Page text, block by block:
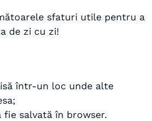
sfaturi utile pentru a
de zi cu zi!
într-un loc unde alte
fie salvată în browser.